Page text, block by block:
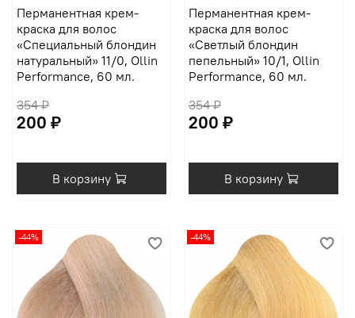
Перманентная крем-
краска для волос
«Специальный блондин
натуральный» 11/0, Ollin
Performance, 60 мл.
354 ₽
200 ₽
В корзину
Перманентная крем-
краска для волос
«Светлый блондин
пепельный» 10/1, Ollin
Performance, 60 мл.
354 ₽
200 ₽
В корзину
-44% -44%